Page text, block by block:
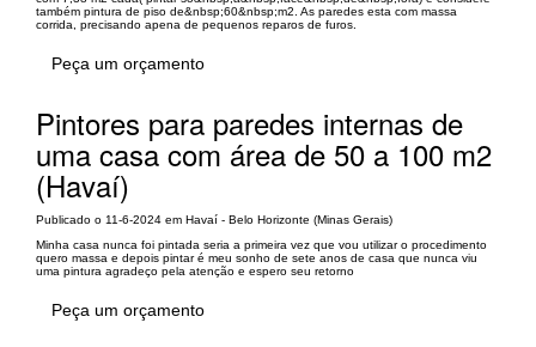
também pintura de piso de&nbsp;60&nbsp;m2. As paredes esta com massa
corrida, precisando apena de pequenos reparos de furos.
Peça um orçamento
Pintores para paredes internas de
uma casa com área de 50 a 100 m2
(Havaí)
Publicado o 11-6-2024 em Havaí - Belo Horizonte (Minas Gerais)
Minha casa nunca foi pintada seria a primeira vez que vou utilizar o procedimento
quero massa e depois pintar é meu sonho de sete anos de casa que nunca viu
uma pintura agradeço pela atenção e espero seu retorno
Peça um orçamento